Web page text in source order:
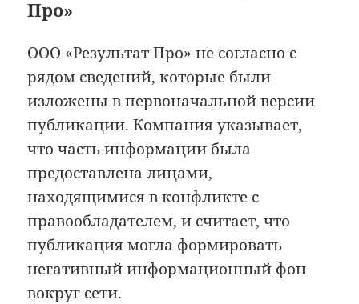
Про»
ООО «Результат Про» не согласно с
рядом сведений, которые были
изложены в первоначальной версии
публикации. Компания указывает,
что часть информации была
предоставлена лицами,
находящимися в конфликте с
правообладателем, и считает, что
публикация могла формировать
негативный информационный фон
вокруг сети.